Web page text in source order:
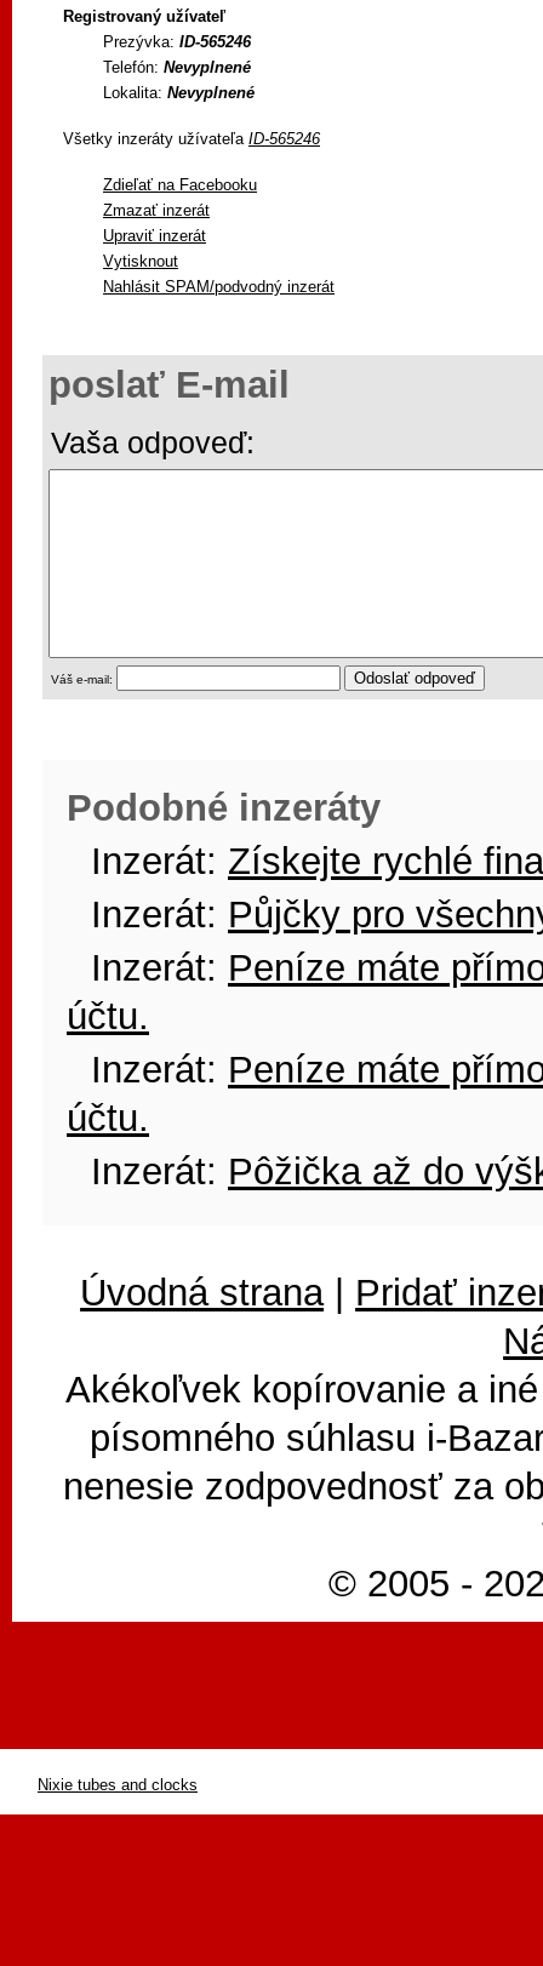
Registrovaný užívateľ
Prezývka: ID-565246
Telefón: Nevyplnené
Lokalita: Nevyplnené
Všetky inzeráty užívateľa ID-565246
Zdieľať na Facebooku
Zmazať inzerát
Upraviť inzerát
Vytisknout
Nahlásit SPAM/podvodný inzerát
poslať E-mail
Vaša odpoveď:
Váš e-mail:
Podobné inzeráty
Inzerát: Získejte rychlé
Inzerát: Půjčky pro
Inzerát: Peníze máte
účtu.
Inzerát: Peníze máte
účtu.
Inzerát: Pôžička až do
Úvodná strana| Pridať
Akékoľvek kopírovanie a
písomného súhlasu i-
nenesie zodpovednosť za
© 2005 -
Nixie tubes and clocks